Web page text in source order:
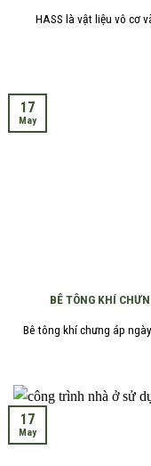
HASS là vật liệu vô cơ
BÊ TÔNG KHÍ
Bê tông khí chưng áp
17
May
17
May